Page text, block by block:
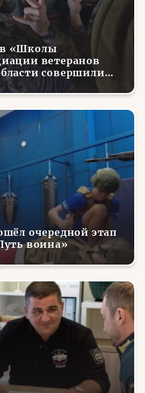
«Школы
ветеранов
совершили
прыжки
очередной этап
воина»